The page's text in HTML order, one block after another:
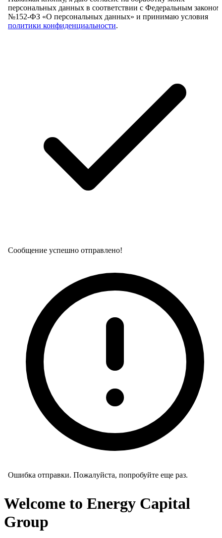
персональных данных в соответствии с Федеральным законом
№152-ФЗ «О персональных данных» и принимаю условия
политики конфиденциальности.
Сообщение успешно отправлено!
Ошибка отправки. Пожалуйста, попробуйте еще раз.
Welcome to Energy Capital
Group